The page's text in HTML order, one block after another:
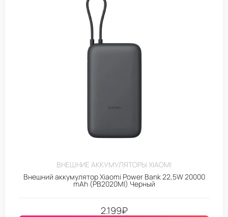
ВНЕШНИЕ АККУМУЛЯТОРЫ XIAOMI
Внешний аккумулятор Xiaomi Power Bank 22,5W 20000
mAh (PB2020MI) Черный
2.199₽